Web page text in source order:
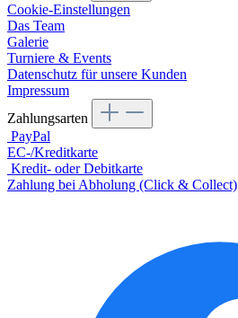
Cookie-Einstellungen
Das Team
Galerie
Turniere & Events
Datenschutz für unsere Kunden
Impressum
Zahlungsarten
PayPal
EC-/Kreditkarte
Kredit- oder Debitkarte
Zahlung bei Abholung (Click & Collect)